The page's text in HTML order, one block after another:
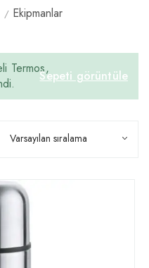
Ekipmanlar
Sepeti görüntüle
Termos,